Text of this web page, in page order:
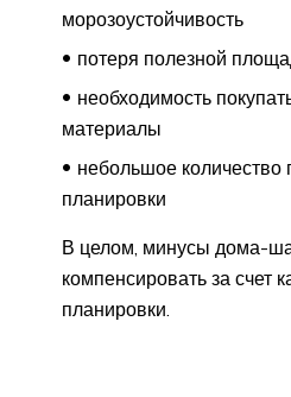
морозоустойчивость
потеря полезной
необходимость
материалы
небольшое количество
планировки
В целом, минусы дома-
компенсировать за счет
планировки.